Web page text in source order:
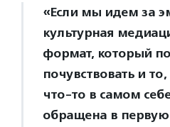
«Если мы идем за
культурная
формат, который
почувствовать и
что-то в самом
обращена в